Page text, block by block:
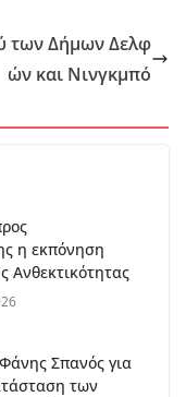
των Δήμων Δελφ
ών και Νινγκμπό
η εκπόνηση
Ανθεκτικότητας
Σπανός για
των